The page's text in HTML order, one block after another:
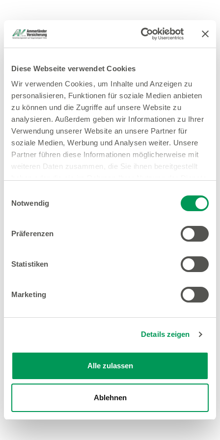
Diese Webseite verwendet Cookies
Wir verwenden Cookies, um Inhalte und Anzeigen zu
personalisieren, Funktionen für soziale Medien anbieten
zu können und die Zugriffe auf unsere Website zu
analysieren. Außerdem geben wir Informationen zu Ihrer
Verwendung unserer Website an unsere Partner für
soziale Medien, Werbung und Analysen weiter. Unsere
Partner führen diese Informationen möglicherweise mit
weiteren Daten zusammen, die Sie ihnen bereitgestellt
Notwendig
Präferenzen
Statistiken
Marketing
Details zeigen
Alle zulassen
Ablehnen